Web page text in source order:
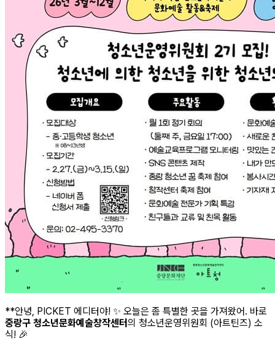
**안녕, PICKET 에디터야! ✨ 오늘은 좀 특별한 곳을 가져왔어. 바로
중랑구 청소년문화예술창작센터의 청소년운영위원회 (아트틴즈) 소
식! 🎉